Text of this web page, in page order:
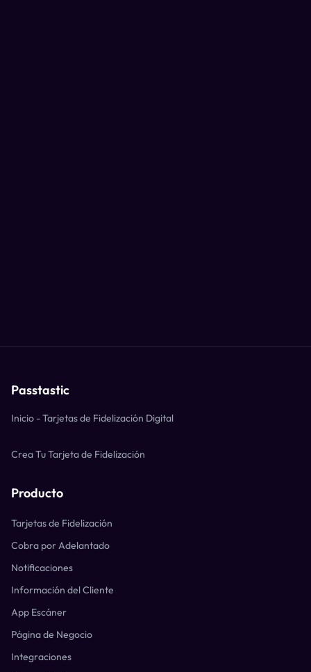
Passtastic
Inicio - Tarjetas de Fidelización Digital
Crea Tu Tarjeta de Fidelización
Producto
Tarjetas de Fidelización
Cobra por Adelantado
Notificaciones
Información del Cliente
App Escáner
Página de Negocio
Integraciones